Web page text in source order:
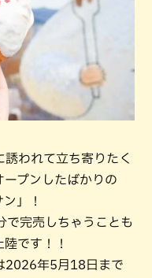
われて立ち寄りたく
プンしたばかりの
」！
で完売しちゃうことも
です！！
2026年5月18日まで